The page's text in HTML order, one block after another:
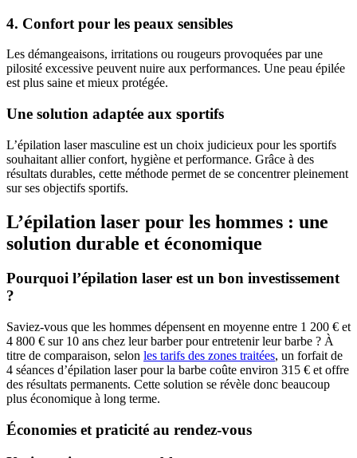
4. Confort pour les peaux sensibles
Les démangeaisons, irritations ou rougeurs provoquées par une
pilosité excessive peuvent nuire aux performances. Une peau épilée
est plus saine et mieux protégée.
Une solution adaptée aux sportifs
L’épilation laser masculine est un choix judicieux pour les sportifs
souhaitant allier confort, hygiène et performance. Grâce à des
résultats durables, cette méthode permet de se concentrer pleinement
sur ses objectifs sportifs.
L’épilation laser pour les hommes : une
solution durable et économique
Pourquoi l’épilation laser est un bon investissement
?
Saviez-vous que les hommes dépensent en moyenne entre 1 200 € et
4 800 € sur 10 ans chez leur barber pour entretenir leur barbe ? À
titre de comparaison, selon les tarifs des zones traitées, un forfait de
4 séances d’épilation laser pour la barbe coûte environ 315 € et offre
des résultats permanents. Cette solution se révèle donc beaucoup
plus économique à long terme.
Économies et praticité au rendez-vous